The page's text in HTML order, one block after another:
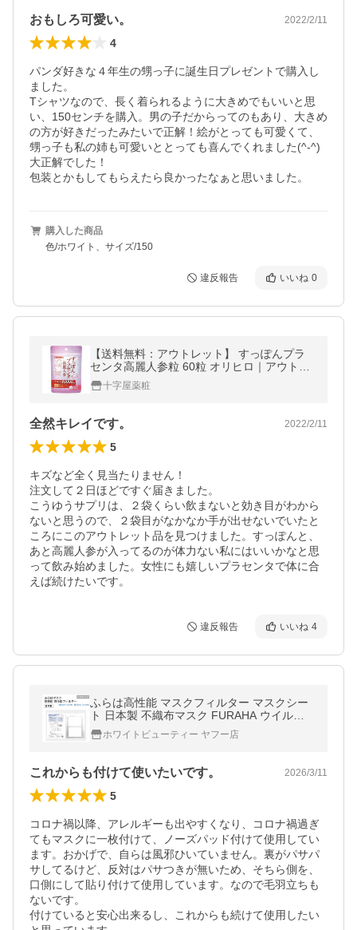
おもしろ可愛い。 2022/2/11
4
パンダ好きな４年生の甥っ子に誕生日プレゼントで購入し
ました。
Tシャツなので、長く着られるように大きめでもいいと思
い、150センチを購入。男の子だからってのもあり、大きめ
の方が好きだったみたいで正解！絵がとっても可愛くて、
甥っ子も私の姉も可愛いととっても喜んでくれました(^-^)
大正解でした！
購入した商品
色/ホワイト、サイズ/150
違反報告 いいね 0
【送料無料：アウトレット】 すっぽんプラ
センタ高麗人参粒 60粒 オリヒロ｜アウトレ
ット品
十字屋薬粧
全然キレイです。 2022/2/11
5
キズなど全く見当たりません！
注文して２日ほどですぐ届きました。
こうゆうサプリは、２袋くらい飲まないと効き目がわから
ないと思うので、２袋目がなかなか手が出せないでいたと
ころにこのアウトレット品を見つけました。すっぽんと、
あと高麗人参が入ってるのが体力ない私にはいいかなと思
って飲み始めました。女性にも嬉しいプラセンタで体に合
えば続けたいです。
違反報告 いいね 4
ふらは高性能 マスクフィルター マスクシー
ト 日本製 不織布マスク FURAHA ウイルス P
M2.5マスク 花粉マスク (PFE) (VFE) 花粉対
策 メルトブローン White Beauty
ホワイトビューティー ヤフー店
これからも付けて使いたいです。 2026/3/11
5
コロナ禍以降、アレルギーも出やすくなり、コロナ禍過ぎ
てもマスクに一枚付けて、ノーズパッド付けて使用してい
ます。おかげで、自らは風邪ひいていません。裏がパサパ
サしてるけど、反対はパサつきが無いため、そちら側を、
口側にして貼り付けて使用しています。なので毛羽立ちも
ないです。
付けていると安心出来るし、これからも続けて使用したい